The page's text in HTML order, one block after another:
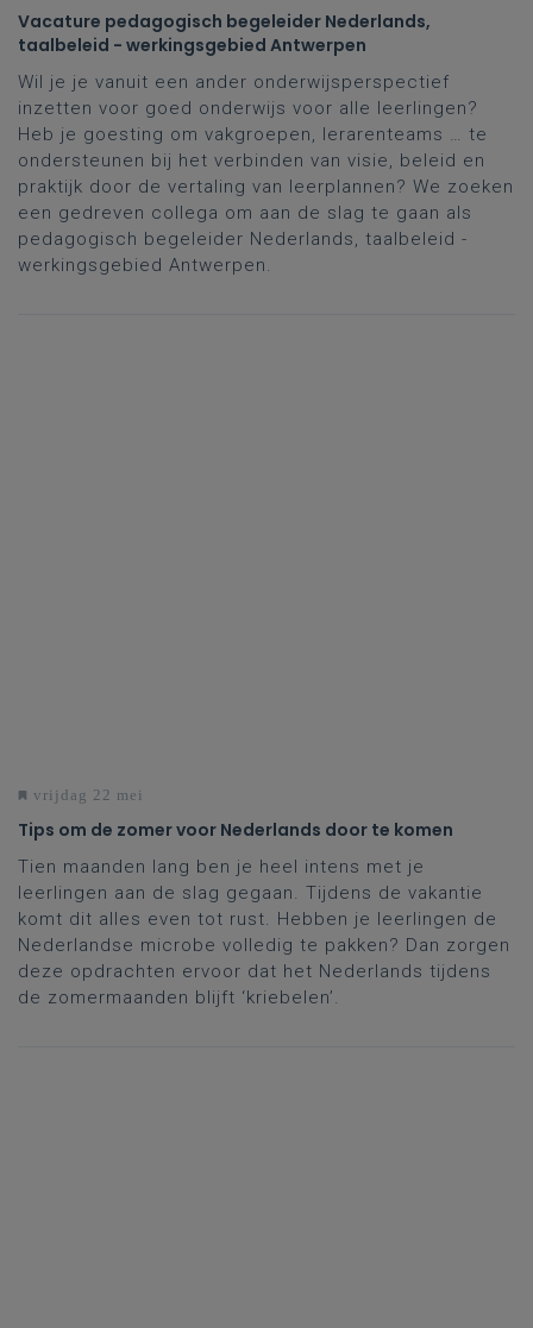
Vacature pedagogisch begeleider Nederlands,
taalbeleid - werkingsgebied Antwerpen
Wil je je vanuit een ander onderwijsperspectief
inzetten voor goed onderwijs voor alle leerlingen?
Heb je goesting om vakgroepen, lerarenteams … te
ondersteunen bij het verbinden van visie, beleid en
praktijk door de vertaling van leerplannen? We zoeken
een gedreven collega om aan de slag te gaan als
pedagogisch begeleider Nederlands, taalbeleid -
werkingsgebied Antwerpen.
vrijdag 22 mei
Tips om de zomer voor Nederlands door te komen
Tien maanden lang ben je heel intens met je
leerlingen aan de slag gegaan. Tijdens de vakantie
komt dit alles even tot rust. Hebben je leerlingen de
Nederlandse microbe volledig te pakken? Dan zorgen
deze opdrachten ervoor dat het Nederlands tijdens
de zomermaanden blijft ‘kriebelen’.